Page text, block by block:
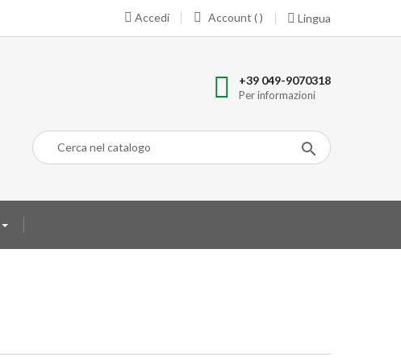
Lingua
Account ( )
Accedi
+39 049-9070318
Per informazioni